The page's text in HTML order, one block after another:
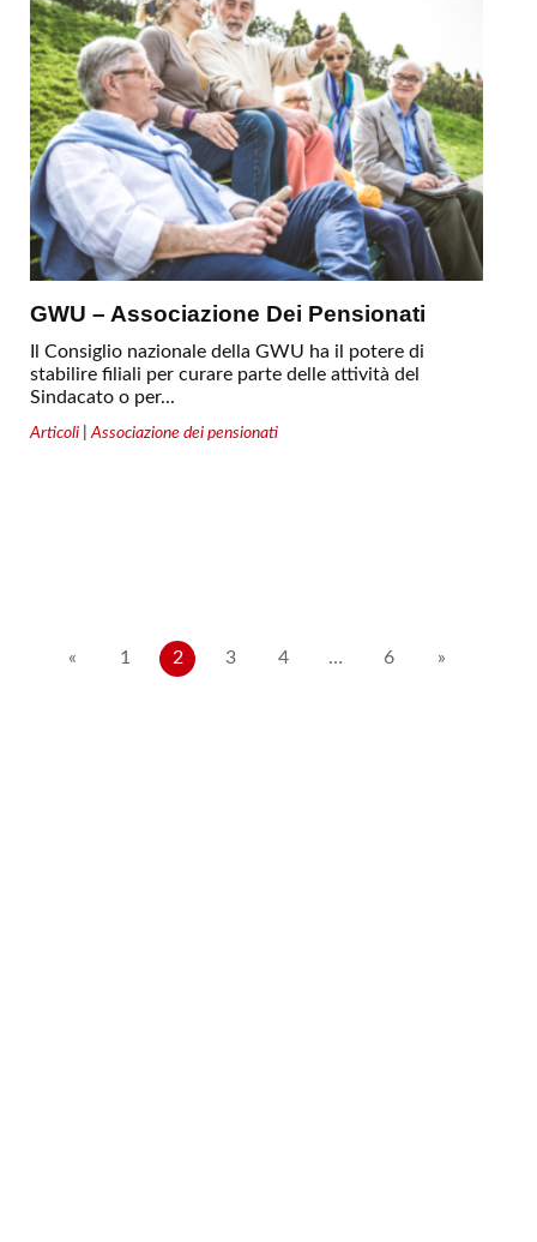
GWU – Associazione Dei Pensionati
Il Consiglio nazionale della GWU ha il potere di
stabilire filiali per curare parte delle attività del
Sindacato o per...
Articoli |Associazione dei pensionati
Paginazione
« 1 2 3 4 … 6 »